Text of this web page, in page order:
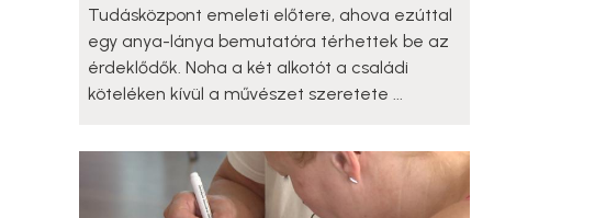
Tudásközpont emeleti előtere, ahova ezúttal
egy anya-lánya bemutatóra térhettek be az
érdeklődők. Noha a két alkotót a családi
köteléken kívül a művészet szeretete ...